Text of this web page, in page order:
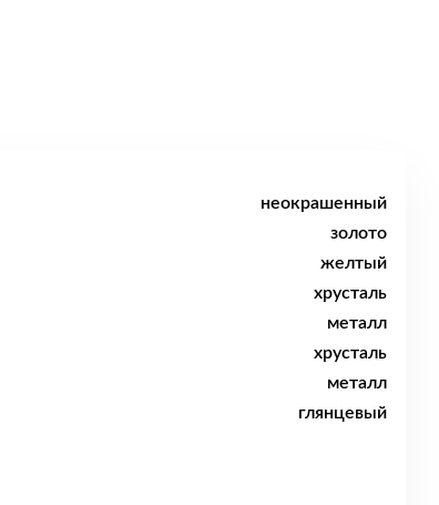
неокрашенный
золото
желтый
хрусталь
металл
хрусталь
металл
глянцевый